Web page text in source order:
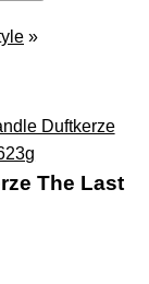
»
The Last